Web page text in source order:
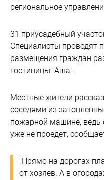
региональное
31 приусадебный
Специалисты проводят
размещения граждан
гостиницы "Аша".
Местные жители
соседями из
пожарной машине,
уже не проедет,
"Прямо на дорогах
от хозяев. А в